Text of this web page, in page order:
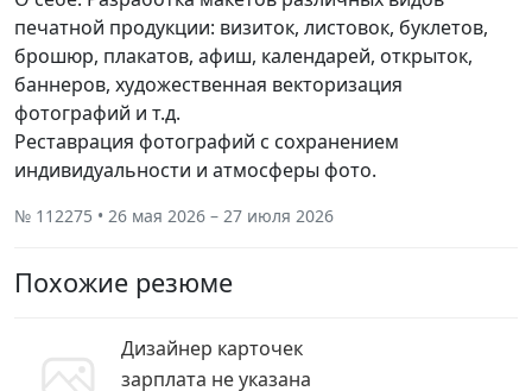
печатной продукции: визиток, листовок, буклетов,
брошюр, плакатов, афиш, календарей, открыток,
баннеров, художественная векторизация
фотографий и т.д.
Реставрация фотографий с сохранением
индивидуальности и атмосферы фото.
№ 112275 • 26 мая 2026 – 27 июля 2026
Похожие резюме
Дизайнер карточек
зарплата не указана